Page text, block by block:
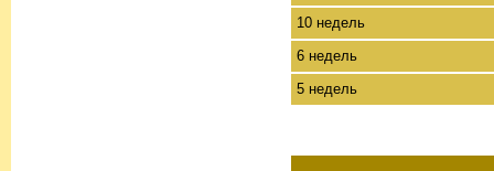
10 недель
6 недель
5 недель